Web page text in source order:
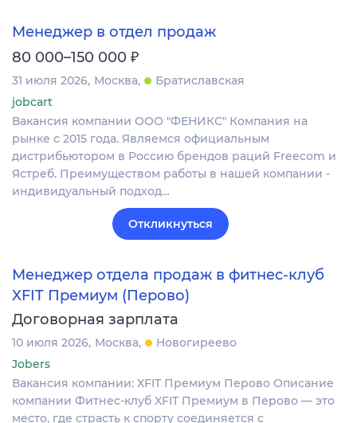
Менеджер в отдел продаж
80 000–150 000 ₽
31 июля 2026 Москва
Братиславская
jobcart
Вакансия компании ООО "ФЕНИКС" Компания на
рынке с 2015 года. Являемся официальным
дистрибьютором в Россию брендов раций Freecom и
Ястреб. Преимуществом работы в нашей компании -
индивидуальный подход…
Откликнуться
Менеджер отдела продаж в фитнес-клуб
XFIT Премиум (Перово)
Договорная зарплата
10 июля 2026 Москва
Новогиреево
Jobers
Вакансия компании: XFIT Премиум Перово Описание
компании Фитнес-клуб XFIT Премиум в Перово — это
место, где страсть к спорту соединяется с